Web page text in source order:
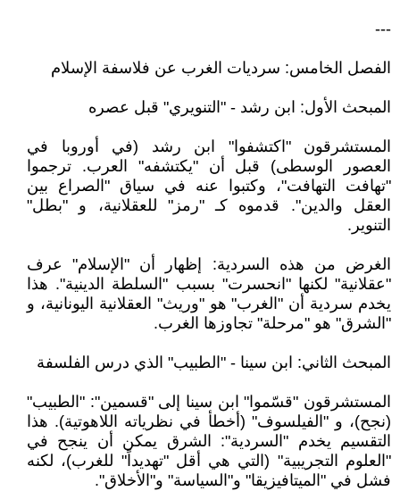
---
الفصل الخامس: سرديات الغرب عن فلاسفة الإسلام
المبحث الأول: ابن رشد - "التنويري" قبل عصره
المستشرقون "اكتشفوا" ابن رشد (في أوروبا في
العصور الوسطى) قبل أن "يكتشفه" العرب. ترجموا
"تهافت التهافت"، وكتبوا عنه في سياق "الصراع بين
العقل والدين". قدموه كـ "رمز" للعقلانية، و "بطل"
التنوير.
الغرض من هذه السردية: إظهار أن "الإسلام" عرف
"عقلانية" لكنها "انحسرت" بسبب "السلطة الدينية". هذا
يخدم سردية أن "الغرب" هو "وريث" العقلانية اليونانية، و
"الشرق" هو "مرحلة" تجاوزها الغرب.
المبحث الثاني: ابن سينا - "الطبيب" الذي درس الفلسفة
المستشرقون "قسّموا" ابن سينا إلى "قسمين": "الطبيب"
(نجح)، و "الفيلسوف" (أخطأ في نظرياته اللاهوتية). هذا
التقسيم يخدم "السردية": الشرق يمكن أن ينجح في
"العلوم التجريبية" (التي هي أقل "تهديداً" للغرب)، لكنه
فشل في "الميتافيزيقا" و"السياسة" و"الأخلاق".